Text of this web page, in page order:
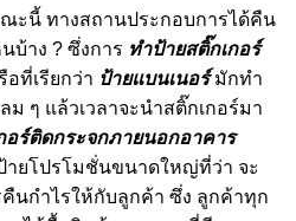
ะนี้ ทางสถานประกอบการได้คืน
บ้าง ? ซึ่งการ ทำป้ายสติ๊กเกอร์
อที่เรียกว่า ป้ายแบนเนอร์มักทำ
ๆ แล้วเวลาจะนำสติ๊กเกอร์มา
อร์ติดกระจกภายนอกอาคาร
ายโปรโมชั่นขนาดใหญ่ที่ว่า จะ
นกำไรให้กับลูกค้า ซึ่ง ลูกค้าทุก